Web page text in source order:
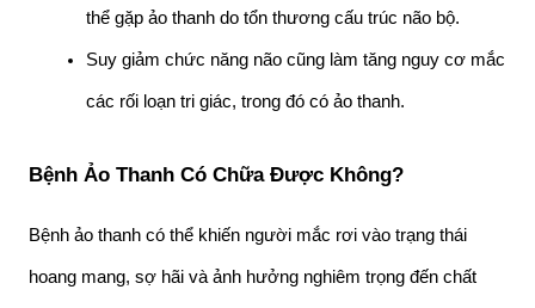
thể gặp ảo thanh do tổn thương cấu trúc não bộ.
Suy giảm chức năng não cũng làm tăng nguy cơ mắc
các rối loạn tri giác, trong đó có ảo thanh.
Bệnh Ảo Thanh Có Chữa Được Không?
Bệnh ảo thanh có thể khiến người mắc rơi vào trạng thái
hoang mang, sợ hãi và ảnh hưởng nghiêm trọng đến chất